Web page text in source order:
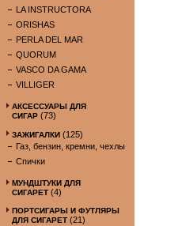
LA INSTRUCTORA
ORISHAS
PERLA DEL MAR
QUORUM
VASCO DA GAMA
VILLIGER
АКСЕССУАРЫ ДЛЯ
СИГАР (73)
ЗАЖИГАЛКИ (125)
Газ, бензин, кремни, чехлы
Спички
МУНДШТУКИ ДЛЯ
СИГАРЕТ (4)
ПОРТСИГАРЫ И ФУТЛЯРЫ
ДЛЯ СИГАРЕТ (21)